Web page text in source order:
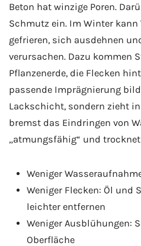
Beton hat winzige Poren.
Schmutz ein. Im Winter kann
gefrieren, sich ausdehnen
verursachen. Dazu kommen
Pflanzenerde, die Flecken
passende Imprägnierung
Lackschicht, sondern zieht
bremst das Eindringen von
„atmungsfähig“ und
Weniger
Weniger Flecken: Öl und
leichter entfernen
Weniger Ausblühungen:
Oberfläche